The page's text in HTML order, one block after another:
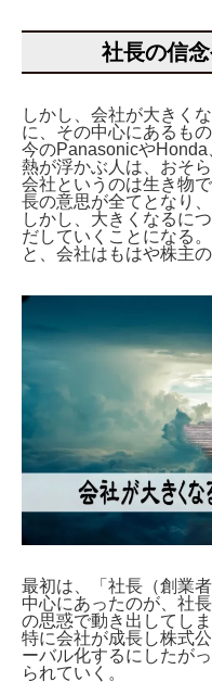
社長の信
しかし、会社が大きく
に、その中心にあるも
今のPanasonicや
熱が浮かぶ人は、おそら
会社というのは生き物
長の意思が全てとなり
しかし、大きくなるに
だしていくことになる
と、会社はもはや株主の
最初は、「社長（創業
中心にあったのが、社
の思惑で動き出してしま
特に会社が成長し株式
ーバル化するにしたが
られていく。